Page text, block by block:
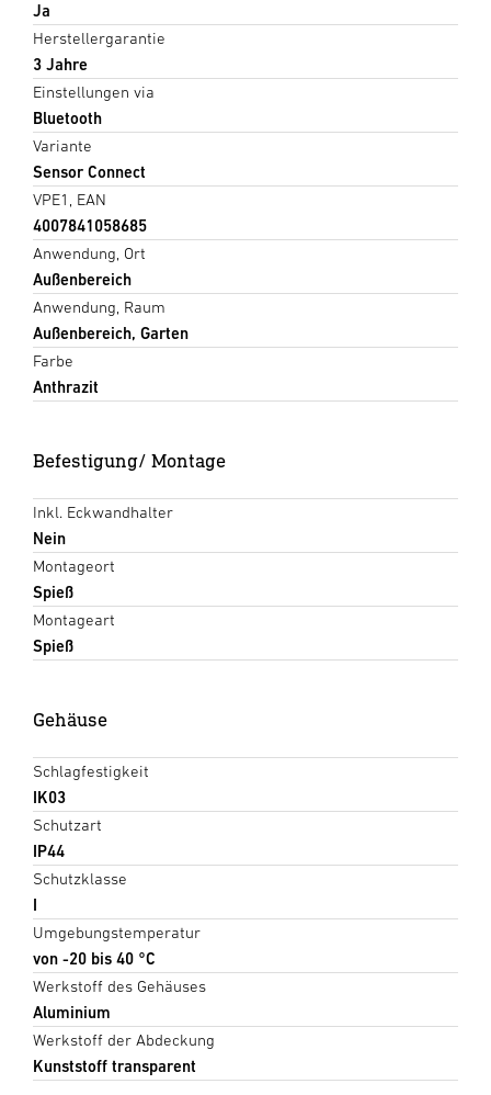
Ja
Herstellergarantie
3 Jahre
Einstellungen via
Bluetooth
Variante
Sensor Connect
VPE1, EAN
4007841058685
Anwendung, Ort
Außenbereich
Anwendung, Raum
Außenbereich, Garten
Farbe
Anthrazit
Befestigung/ Montage
Inkl. Eckwandhalter
Nein
Montageort
Spieß
Montageart
Spieß
Gehäuse
Schlagfestigkeit
IK03
Schutzart
IP44
Schutzklasse
I
Umgebungstemperatur
von -20 bis 40 °C
Werkstoff des Gehäuses
Aluminium
Werkstoff der Abdeckung
Kunststoff transparent